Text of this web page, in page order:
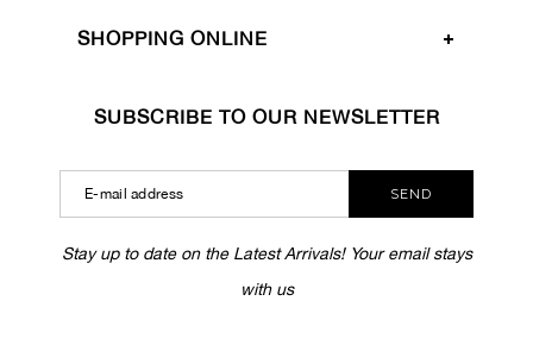
SHOPPING ONLINE
SUBSCRIBE TO OUR NEWSLETTER
SEND
Stay up to date on the Latest Arrivals! Your email stays
with us